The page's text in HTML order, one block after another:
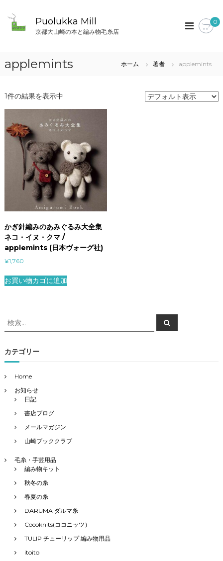
ス
プ
Puolukka Mill
京都大山崎の本と編み物毛糸店
0
applemints ホーム 著者 applemints
1件の結果を表示中
かぎ針編みのあみぐるみ大全集
ネコ・イヌ・クマ /
applemints (日本ヴォーグ社)
¥1,760
お買い物カゴに追加
検
索
象
:
検
索
カテゴリー
Home
お知らせ
日記
書店ブログ
メールマガジン
山崎ブッククラブ
毛糸・手芸用品
編み物キット
秋冬の糸
春夏の糸
DARUMA ダルマ糸
Cocoknits(ココニッツ）
TULIP チューリップ 編み物用品
itoito